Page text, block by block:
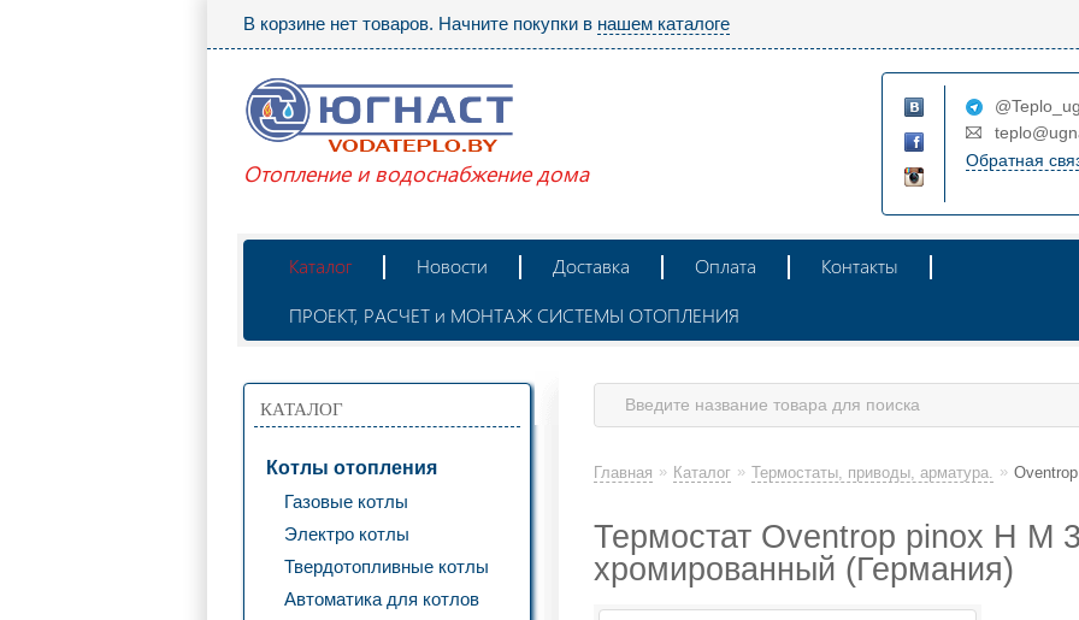
В корзине нет товаров. Начните покупки в нашем каталоге
Отопление и водоснабжение дома
Обратная
Каталог Новости Доставка Оплата
Контакты
ПРОЕКТ, РАСЧЕТ и МОНТАЖ СИСТЕМЫ ОТОПЛЕНИЯ
КАТАЛОГ
Котлы отопления
Газовые котлы
Электро котлы
Твердотопливные котлы
Автоматика для котлов
Главная » Каталог » Термостаты, приводы, арматура. »
Термостат Oventrop pinox H M
хромированный (Германия)